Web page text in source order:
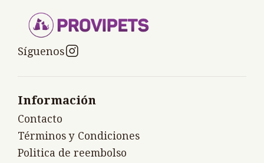
Síguenos
Información
Contacto
Términos y Condiciones
Politica de reembolso